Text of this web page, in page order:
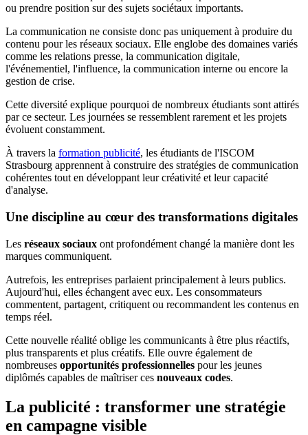
ou prendre position sur des sujets sociétaux importants.
La communication ne consiste donc pas uniquement à produire du
contenu pour les réseaux sociaux. Elle englobe des domaines variés
comme les relations presse, la communication digitale,
l'événementiel, l'influence, la communication interne ou encore la
gestion de crise.
Cette diversité explique pourquoi de nombreux étudiants sont attirés
par ce secteur. Les journées se ressemblent rarement et les projets
évoluent constamment.
À travers la formation publicité, les étudiants de l'ISCOM
Strasbourg apprennent à construire des stratégies de communication
cohérentes tout en développant leur créativité et leur capacité
d'analyse.
Une discipline au cœur des transformations digitales
Les réseaux sociaux ont profondément changé la manière dont les
marques communiquent.
Autrefois, les entreprises parlaient principalement à leurs publics.
Aujourd'hui, elles échangent avec eux. Les consommateurs
commentent, partagent, critiquent ou recommandent les contenus en
temps réel.
Cette nouvelle réalité oblige les communicants à être plus réactifs,
plus transparents et plus créatifs. Elle ouvre également de
nombreuses opportunités professionnelles pour les jeunes
diplômés capables de maîtriser ces nouveaux codes.
La publicité : transformer une stratégie
en campagne visible